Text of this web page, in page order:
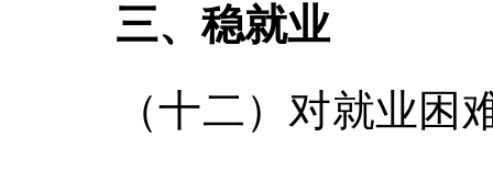
三、稳就业
（十二）对就业